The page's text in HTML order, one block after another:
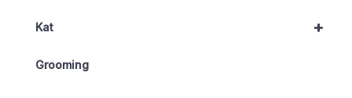
+
Kat
Grooming